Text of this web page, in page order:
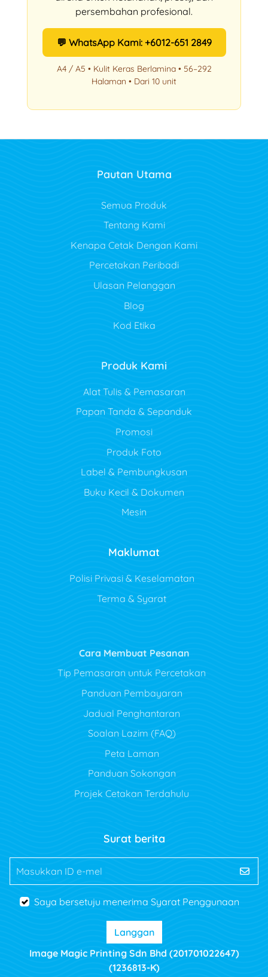
persembahan profesional.
💬 WhatsApp Kami: +6012-651 2849
A4 / A5 • Kulit Keras Berlamina • 56–292
Halaman • Dari 10 unit
Pautan Utama
Semua Produk
Tentang Kami
Kenapa Cetak Dengan Kami
Percetakan Peribadi
Ulasan Pelanggan
Blog
Kod Etika
Produk Kami
Alat Tulis & Pemasaran
Papan Tanda & Sepanduk
Promosi
Produk Foto
Label & Pembungkusan
Buku Kecil & Dokumen
Mesin
Maklumat
Polisi Privasi & Keselamatan
Terma & Syarat
Cara Membuat Pesanan
Tip Pemasaran untuk Percetakan
Panduan Pembayaran
Jadual Penghantaran
Soalan Lazim (FAQ)
Peta Laman
Panduan Sokongan
Projek Cetakan Terdahulu
Surat berita
Masukkan ID e-mel
Saya bersetuju menerima Syarat Penggunaan
Langgan
Image Magic Printing Sdn Bhd (201701022647)
(1236813-K)